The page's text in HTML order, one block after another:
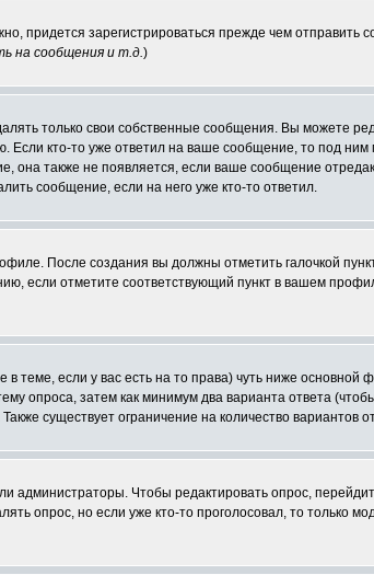
придется зарегистрироваться прежде чем
на сообщения и т.д.)
только свои собственные сообщения. Вы можете
Если кто-то уже ответил на ваше сообщение, то под
также не появляется, если ваше сообщение
сообщение, если на него уже кто-то ответил.
После создания вы должны отметить галочкой
если отметите соответствующий пункт в вашем
в теме, если у вас есть на то права) чуть ниже
опроса, затем как минимум два варианта ответа
существует ограничение на количество вариантов
администраторы. Чтобы редактировать опрос,
опрос, но если уже кто-то проголосовал, то только